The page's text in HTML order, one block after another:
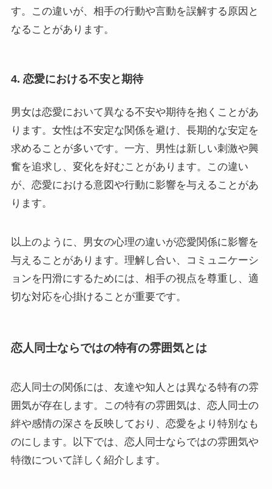
す。この違いが、相手の行動や言動を誤解する原因と
なることがあります。
4. 恋愛における不安と期待
男女は恋愛において異なる不安や期待を抱くことがあ
ります。女性は不安定な関係を避け、長期的な安定を
求めることが多いです。一方、男性は新しい刺激や興
奮を追求し、変化を好むことがあります。この違い
が、恋愛における意図や行動に影響を与えることがあ
ります。
以上のように、男女の心理の違いが恋愛関係に影響を
与えることがあります。理解し合い、コミュニケーシ
ョンを円滑にするためには、相手の視点を尊重し、適
切な対応を心掛けることが重要です。
恋人同士ならではの特有の雰囲気とは
恋人同士の関係には、友達や知人とは異なる特有の雰
囲気が存在します。この特有の雰囲気は、恋人同士の
絆や感情の深さを反映しており、恋愛をより特別なも
のにします。以下では、恋人同士ならではの雰囲気や
特徴について詳しく紹介します。